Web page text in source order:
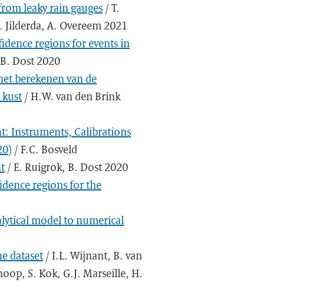
leaky rain gauges / T.
Jilderda, A. Overeem 2021
regions for events in
Dost 2020
berekenen van de
kust/ H.W. van den Brink
Instruments, Calibrations
/ F.C. Bosveld
/ E. Ruigrok, B. Dost 2020
regions for the
model to numerical
dataset/ I.L. Wijnant, B. van
S. Kok, G.J. Marseille, H.